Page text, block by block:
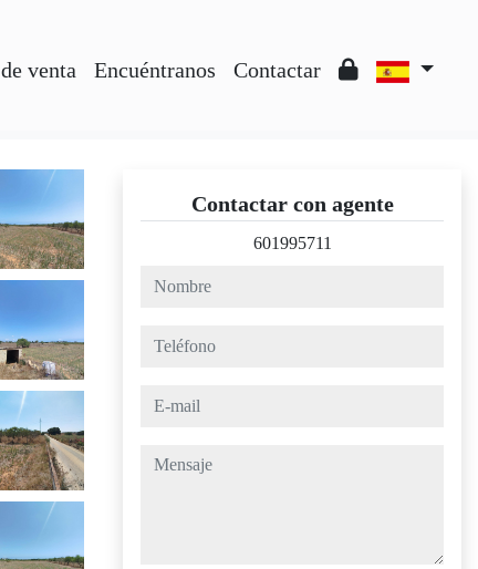
venta Encuéntranos Contactar
Contactar con agente
601995711
nombre
teléfono
e-mail
mensaje